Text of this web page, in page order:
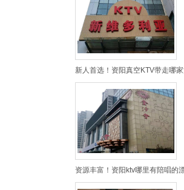
新人首选！资阳真空KTV带走哪
资源丰富！资阳ktv哪里有陪唱的